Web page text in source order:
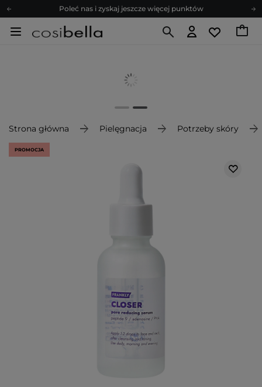
Poleć nas i zyskaj jeszcze więcej punktów
Zapisz się na newsletter pełen porad
Poleć nas i zyskaj jeszcze więcej punktów
Strona główna Pielęgnacja Potrzeby skóry
PROMOCJA